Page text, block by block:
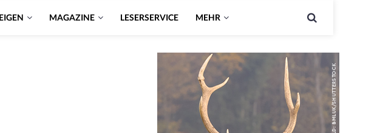
MAGAZINE LESERSERVICE MEHR